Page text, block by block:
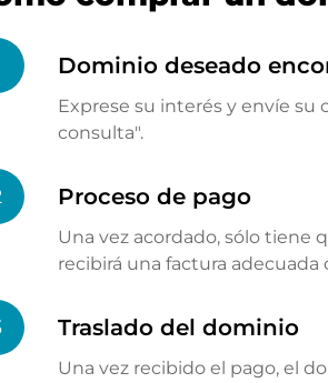
Dominio deseado
Exprese su interés y envíe
consulta".
Proceso de pago
Una vez acordado, sólo tiene
recibirá una factura
Traslado del dominio
Una vez recibido el pago, el